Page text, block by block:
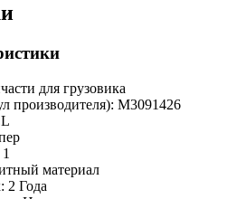
для грузовика
производителя): M3091426
1
материал
2 Года